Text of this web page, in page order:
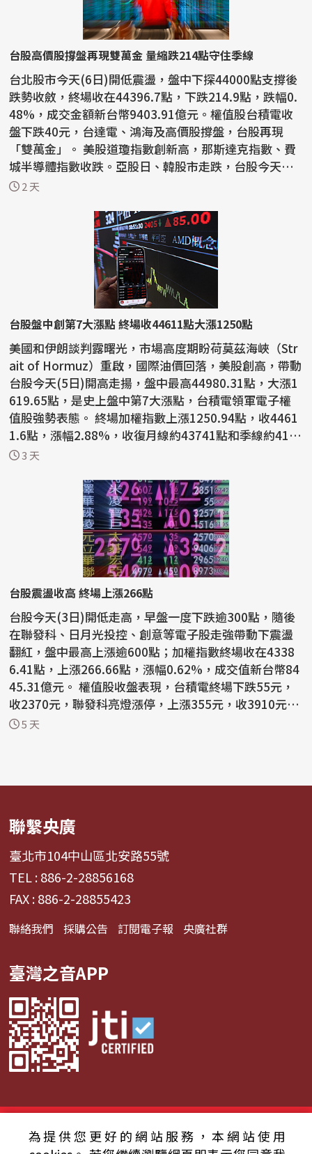
台股高價股撐盤再現雙萬金 量縮跌214點守住季線
台北股市今天(6日)開低震盪，盤中下探44000點支撐後
跌勢收斂，終場收在44396.7點，下跌214.9點，跌幅0.
48%，成交金額新台幣9403.91億元。權值股台積電收
盤下跌40元，台達電、鴻海及高價股撐盤，台股再現
「雙萬金」。 美股道瓊指數創新高，那斯達克指數、費
城半導體指數收跌。亞股日、韓股市走跌，台股今天以4
4487點開...
2 天
台股盤中創第7大漲點 終場收44611點大漲1250點
美國和伊朗談判露曙光，市場高度期盼荷莫茲海峽（Str
ait of Hormuz）重啟，國際油價回落，美股創高，帶動
台股今天(5日)開高走揚，盤中最高44980.31點，大漲1
619.65點，是史上盤中第7大漲點，台積電領軍電子權
值股強勢表態。 終場加權指數上漲1250.94點，收4461
1.6點，漲幅2.88%，收復月線約43741點和季線約411
90點，成...
3 天
台股震盪收高 終場上漲266點
台股今天(3日)開低走高，早盤一度下跌逾300點，隨後
在聯發科、日月光投控、創意等電子股走強帶動下震盪
翻紅，盤中最高上漲逾600點；加權指數終場收在4338
6.41點，上漲266.66點，漲幅0.62%，成交值新台幣84
45.31億元。 權值股收盤表現，台積電終場下跌55元，
收2370元，聯發科亮燈漲停，上漲355元，收3910元，
日月光投控...
5 天
聯繫央廣
臺北市104中山區北安路55號
TEL : 886-2-28856168
FAX : 886-2-28855423
聯絡我們 採購公告 訂閱電子報 央廣社群
臺灣之音APP
© 2024財團法人中央廣播電臺 版權所有
為提供您更好的網站服務，本網站使用